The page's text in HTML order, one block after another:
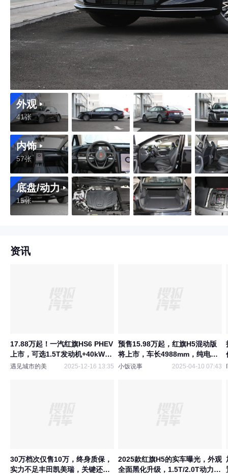
外观
41张
内饰
57张
底盘/动力
15张
资讯
17.88万起！一汽红旗HS6 PHEV
上市，可选1.5T发动机+40kWh
电池！
遇见城市的美 2025-12-16 13:35
预售15.98万起，红旗H5混动版
将上市，车长4988mm，纯电续
航170km
小饭说事 2025-04-10 07:43
30万档次仅售10万，终身质保，
实力不足丰田凯美瑞，关键还是
2025款红旗H5的实车曝光，外观
全面黑化升级，1.5T/2.0T动力选